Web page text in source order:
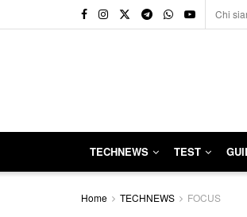
Chi
TECHNEWS TEST
Home TECHNEWS FOCUS